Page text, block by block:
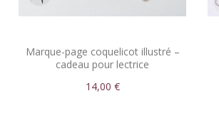
Marque-page coquelicot illustré –
cadeau pour lectrice
14,00 €